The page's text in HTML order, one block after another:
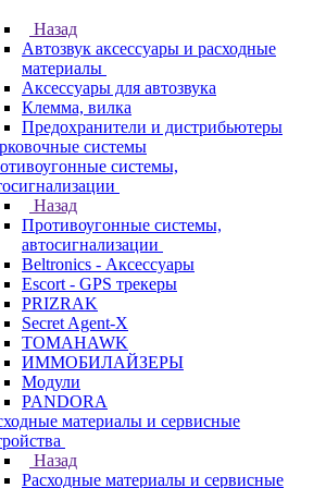
Назад
Автозвук аксессуары и расходные
материалы
Аксессуары для автозвука
Клемма, вилка
Предохранители и дистрибьютеры
системы
системы,
Назад
Противоугонные системы,
автосигнализации
Beltronics - Аксессуары
Escort - GPS трекеры
PRIZRAK
Secret Agent-X
TOMAHAWK
ИММОБИЛАЙЗЕРЫ
Модули
PANDORA
материалы и сервисные
Назад
Расходные материалы и сервисные